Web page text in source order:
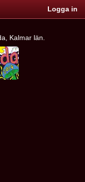
Logga in
Kalmar län.